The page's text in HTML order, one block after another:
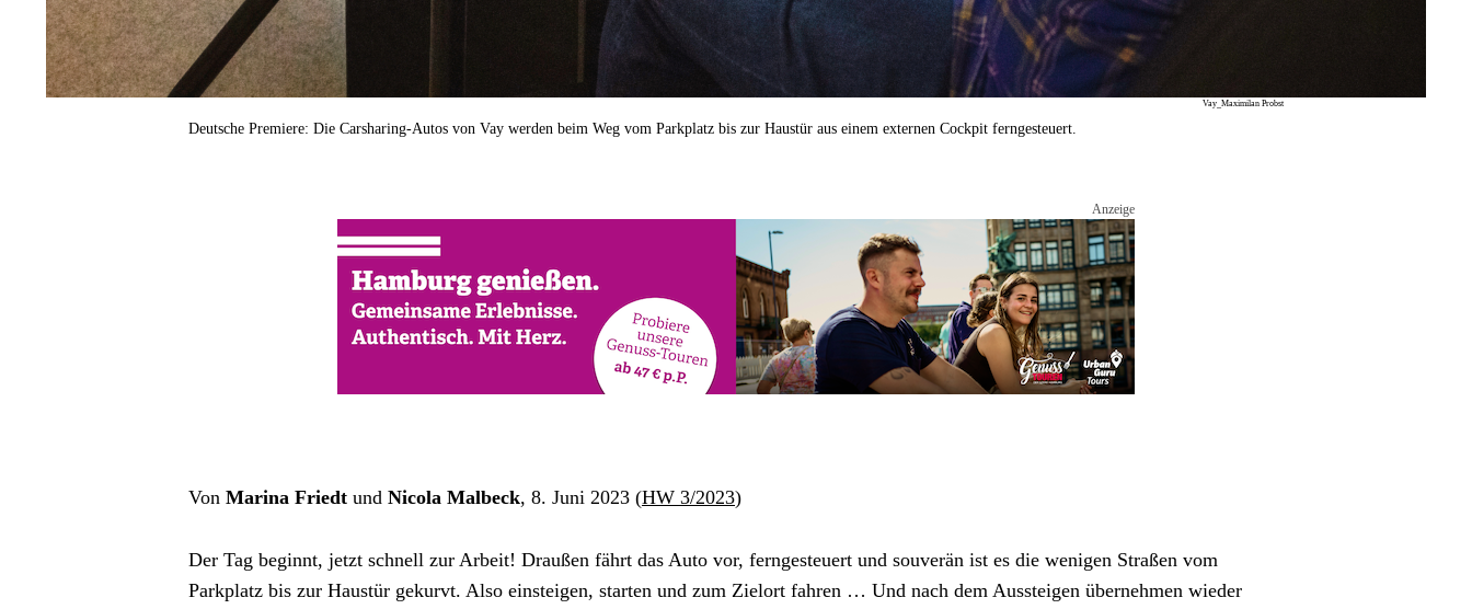
Vay_Maximilan Probst
Deutsche Premiere: Die Carsharing-Autos von Vay werden beim Weg vom Parkplatz bis zur Haustür aus einem externen Cockpit ferngesteuert.
Von Marina Friedt und Nicola Malbeck, 8. Juni 2023 (HW 3/2023)
Der Tag beginnt, jetzt schnell zur Arbeit! Draußen fährt das Auto vor, ferngesteuert und souverän ist es die wenigen Straßen vom
Parkplatz bis zur Haustür gekurvt. Also einsteigen, starten und zum Zielort fahren … Und nach dem Aussteigen übernehmen wieder